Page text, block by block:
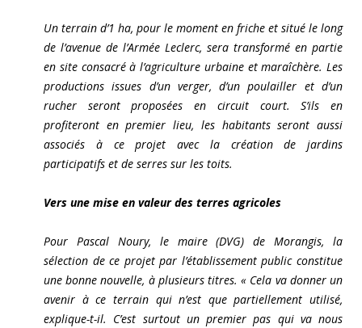
Un terrain d’1 ha, pour le moment en friche et situé le long
de l’avenue de l’Armée Leclerc, sera transformé en partie
en site consacré à l’agriculture urbaine et maraîchère. Les
productions issues d’un verger, d’un poulailler et d’un
rucher seront proposées en circuit court. S’ils en
profiteront en premier lieu, les habitants seront aussi
associés à ce projet avec la création de jardins
participatifs et de serres sur les toits.
Vers une mise en valeur des terres agricoles
Pour Pascal Noury, le maire (DVG) de Morangis, la
sélection de ce projet par l’établissement public constitue
une bonne nouvelle, à plusieurs titres. « Cela va donner un
avenir à ce terrain qui n’est que partiellement utilisé,
explique-t-il. C’est surtout un premier pas qui va nous